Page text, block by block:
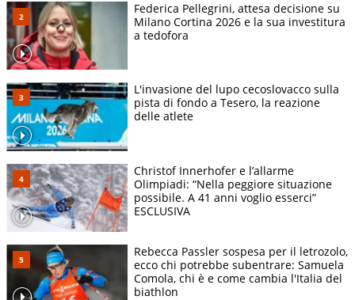
Federica Pellegrini, attesa decisione su
Milano Cortina 2026 e la sua investitura
a tedofora
L'invasione del lupo cecoslovacco sulla
pista di fondo a Tesero, la reazione
delle atlete
Christof Innerhofer e l’allarme
Olimpiadi: “Nella peggiore situazione
possibile. A 41 anni voglio esserci”
ESCLUSIVA
Rebecca Passler sospesa per il letrozolo,
ecco chi potrebbe subentrare: Samuela
Comola, chi è e come cambia l'Italia del
biathlon